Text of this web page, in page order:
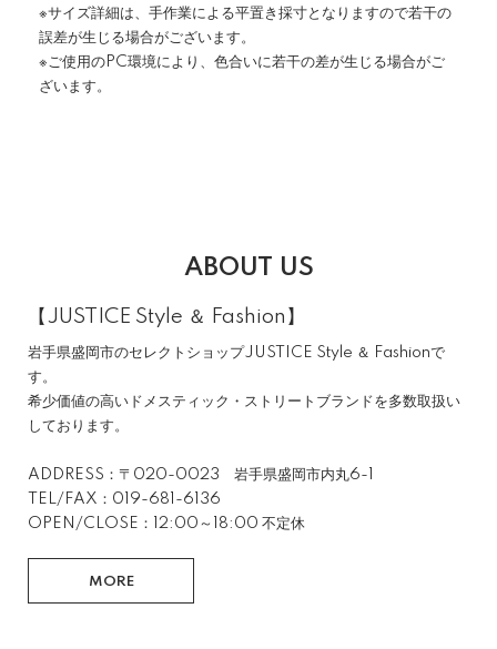
※サイズ詳細は、手作業による平置き採寸となりますので若干の
誤差が生じる場合がございます。
※ご使用のPC環境により、色合いに若干の差が生じる場合がご
ざいます。
ABOUT US
【JUSTICE Style ＆ Fashion】
岩手県盛岡市のセレクトショップJUSTICE Style ＆ Fashionで
す。
希少価値の高いドメスティック・ストリートブランドを多数取扱い
しております。
ADDRESS：〒020-0023 岩手県盛岡市内丸6-1
TEL/FAX：019-681-6136
OPEN/CLOSE：12:00～18:00 不定休
MORE